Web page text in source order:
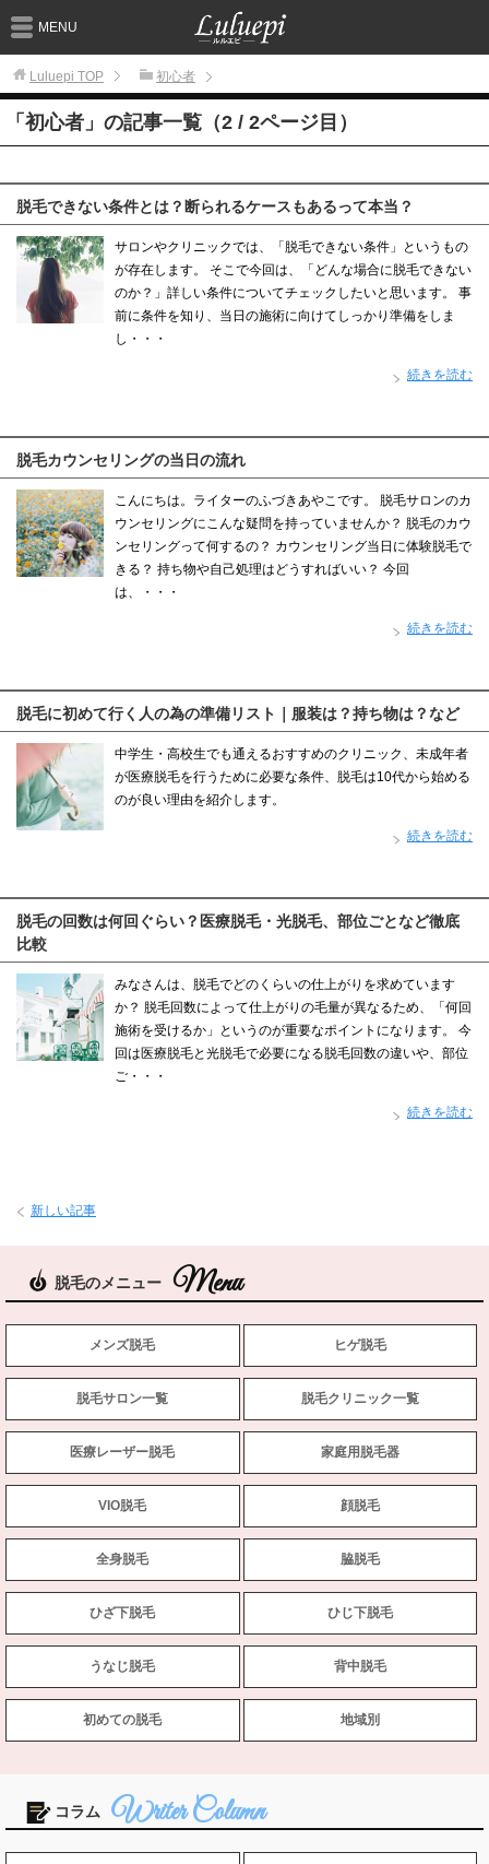
MENU
Luluepi TOP 初心者
「初心者」の記事一覧（2 / 2ページ目）
脱毛できない条件とは？断られるケースもあるって本当？
サロンやクリニックでは、「脱毛できない条件」というもの
が存在します。 そこで今回は、「どんな場合に脱毛できない
のか？」詳しい条件についてチェックしたいと思います。 事
前に条件を知り、当日の施術に向けてしっかり準備をしま
し・・・
続きを読む
脱毛カウンセリングの当日の流れ
こんにちは。ライターのふづきあやこです。 脱毛サロンのカ
ウンセリングにこんな疑問を持っていませんか？ 脱毛のカウ
ンセリングって何するの？ カウンセリング当日に体験脱毛で
きる？ 持ち物や自己処理はどうすればいい？ 今回
は、・・・
続きを読む
脱毛に初めて行く人の為の準備リスト｜服装は？持ち物は？など
中学生・高校生でも通えるおすすめのクリニック、未成年者
が医療脱毛を行うために必要な条件、脱毛は10代から始める
のが良い理由を紹介します。
続きを読む
脱毛の回数は何回ぐらい？医療脱毛・光脱毛、部位ごとなど徹底
比較
みなさんは、脱毛でどのくらいの仕上がりを求めています
か？ 脱毛回数によって仕上がりの毛量が異なるため、「何回
施術を受けるか」というのが重要なポイントになります。 今
回は医療脱毛と光脱毛で必要になる脱毛回数の違いや、部位
ご・・・
続きを読む
新しい記事
脱毛のメニュー
メンズ脱毛 ヒゲ脱毛
脱毛サロン一覧 脱毛クリニック一覧
医療レーザー脱毛 家庭用脱毛器
VIO脱毛 顔脱毛
全身脱毛 脇脱毛
ひざ下脱毛 ひじ下脱毛
うなじ脱毛 背中脱毛
初めての脱毛 地域別
コラム